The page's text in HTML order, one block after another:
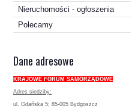
Nieruchomości - ogłoszenia
Polecamy
Dane adresowe
KRAJOWE FORUM SAMORZĄDOWE
Adres siedziby:
ul. Gdańska 5; 85-005 Bydgoszcz